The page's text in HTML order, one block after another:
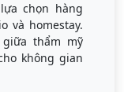
chọn hàng
và homestay.
thẩm mỹ
không gian